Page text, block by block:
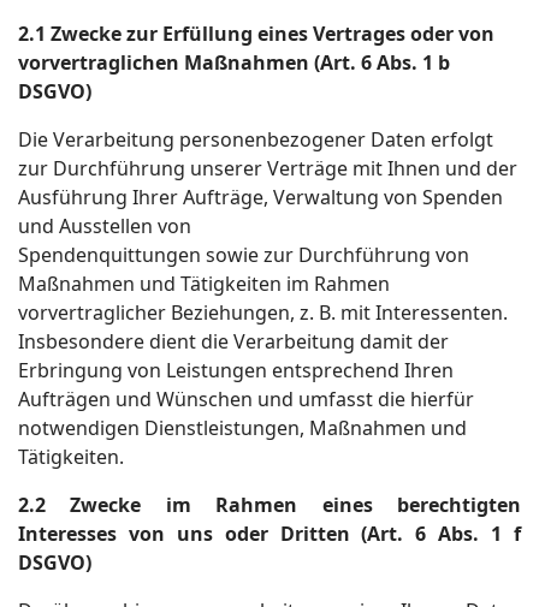
2.1 Zwecke zur Erfüllung eines Vertrages oder von
vorvertraglichen Maßnahmen (Art. 6 Abs. 1 b
DSGVO)
Die Verarbeitung personenbezogener Daten erfolgt
zur Durchführung unserer Verträge mit Ihnen und der
Ausführung Ihrer Aufträge, Verwaltung von Spenden
und Ausstellen von
Spendenquittungen sowie zur Durchführung von
Maßnahmen und Tätigkeiten im Rahmen
vorvertraglicher Beziehungen, z. B. mit Interessenten.
Insbesondere dient die Verarbeitung damit der
Erbringung von Leistungen entsprechend Ihren
Aufträgen und Wünschen und umfasst die hierfür
notwendigen Dienstleistungen, Maßnahmen und
Tätigkeiten.
2.2 Zwecke im Rahmen eines berechtigten
Interesses von uns oder Dritten (Art. 6 Abs. 1 f
DSGVO)